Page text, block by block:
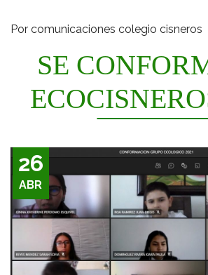
Por comunicaciones colegio cisneros
SE
26
ABR